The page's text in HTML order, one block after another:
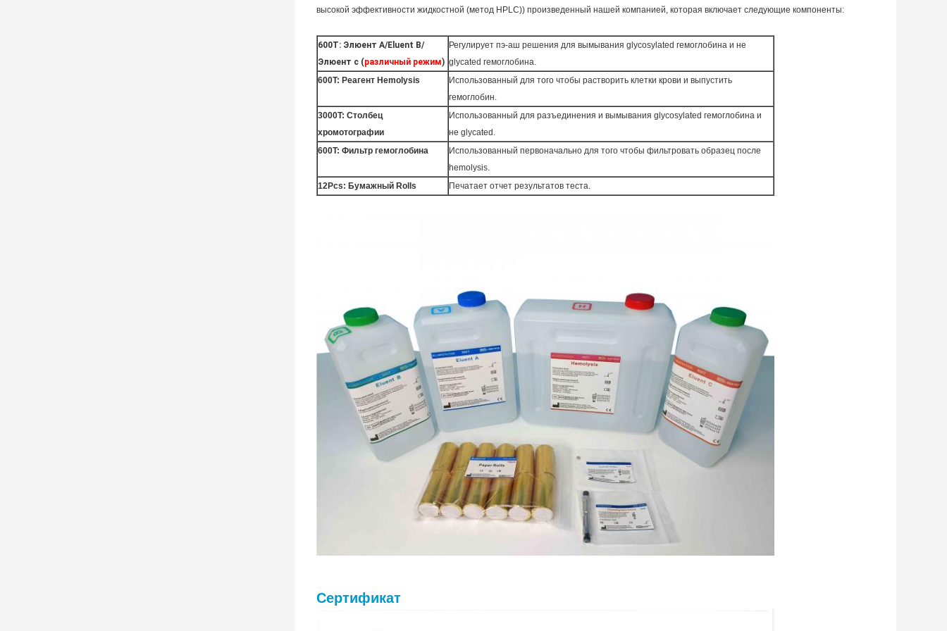
высокой эффективности жидкостной (метод HPLC)) произведенный нашей компанией, которая включает следующие компоненты:
600T: Элюент A/Eluent B/
Элюент c (различный режим)
Регулирует пэ-аш решения для вымывания glycosylated гемоглобина и не
glycated гемоглобина.
600T: Реагент Hemolysis
Использованный для того чтобы растворить клетки крови и выпустить
гемоглобин.
3000T: Столбец
хромотографии
Использованный для разъединения и вымывания glycosylated гемоглобина и
не glycated.
600T: Фильтр гемоглобина
Использованный первоначально для того чтобы фильтровать образец после
hemolysis.
12Pcs: Бумажный Rolls
Печатает отчет результатов теста.
Сертификат